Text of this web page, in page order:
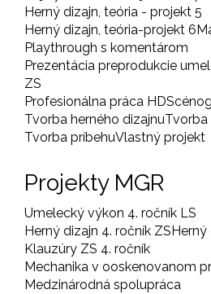
Herný dizajn, teória - projekt 5
Herný dizajn, teória-projekt 6
Playthrough s komentárom
Prezentácia preprodukcie
ZS
Profesionálna práca HD
Tvorba herného dizajnuTvorba
Tvorba príbehuVlastný projekt
Projekty MGR
Umelecký výkon 4. ročník LS
Herný dizajn 4. ročník ZSHerný
Klauzúry ZS 4. ročník
Mechanika v ooskenovanom
Medzinárodná spolupráca